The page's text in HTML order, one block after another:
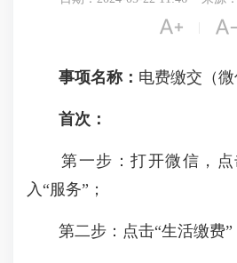

事项名称： 电费缴交（微
首次：
第一步：打开微信，点
入“服务”；
第二步：点击“生活缴费”